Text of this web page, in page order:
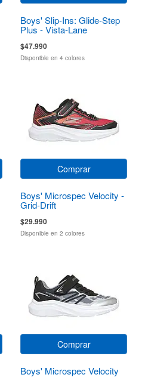
Boys' Slip-Ins: Glide-Step
Plus - Vista-Lane
$47.990
Disponible en 4 colores
Comprar
Boys' Microspec Velocity -
Grid-Drift
$29.990
Disponible en 2 colores
Comprar
Boys' Microspec Velocity